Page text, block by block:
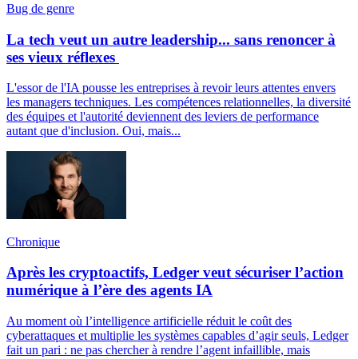
Bug de genre
La tech veut un autre leadership... sans renoncer à
ses vieux réflexes
L'essor de l'IA pousse les entreprises à revoir leurs attentes envers
les managers techniques. Les compétences relationnelles, la diversité
des équipes et l'autorité deviennent des leviers de performance
autant que d'inclusion. Oui, mais...
Chronique
Après les cryptoactifs, Ledger veut sécuriser l’action
numérique à l’ère des agents IA
Au moment où l’intelligence artificielle réduit le coût des
cyberattaques et multiplie les systèmes capables d’agir seuls, Ledger
fait un pari : ne pas chercher à rendre l’agent infaillible, mais